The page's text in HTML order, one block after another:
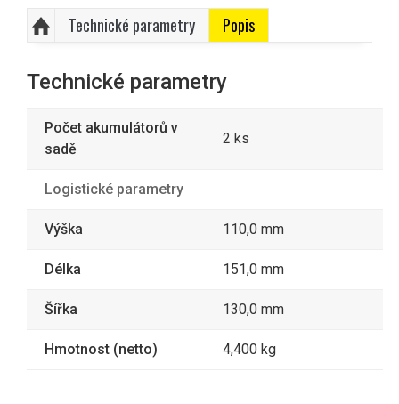
Technické parametry Popis
Technické parametry
Počet akumulátorů v
sadě
2 ks
Logistické parametry
Výška 110,0 mm
Délka 151,0 mm
Šířka 130,0 mm
Hmotnost (netto) 4,400 kg